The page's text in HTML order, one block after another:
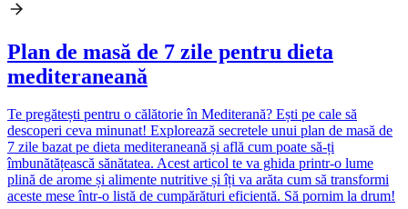
Plan de masă de 7 zile pentru dieta
mediteraneană
Te pregătești pentru o călătorie în Mediterană? Ești pe cale să
descoperi ceva minunat! Explorează secretele unui plan de masă de
7 zile bazat pe dieta mediteraneană și află cum poate să-ți
îmbunătățească sănătatea. Acest articol te va ghida printr-o lume
plină de arome și alimente nutritive și îți va arăta cum să transformi
aceste mese într-o listă de cumpărături eficientă. Să pornim la drum!